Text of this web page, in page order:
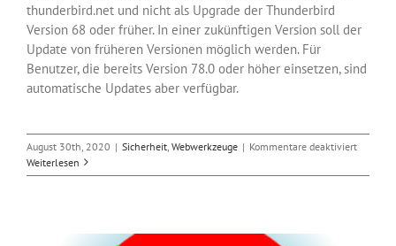
thunderbird.net und nicht als Upgrade der Thunderbird
Version 68 oder früher. In einer zukünftigen Version soll der
Update von früheren Versionen möglich werden. Für
Benutzer, die bereits Version 78.0 oder höher einsetzen, sind
automatische Updates aber verfügbar.
August 30th, 2020 | Sicherheit Webwerkzeuge | Kommentare deaktiviertfür
78.2.1
Weiterlesen